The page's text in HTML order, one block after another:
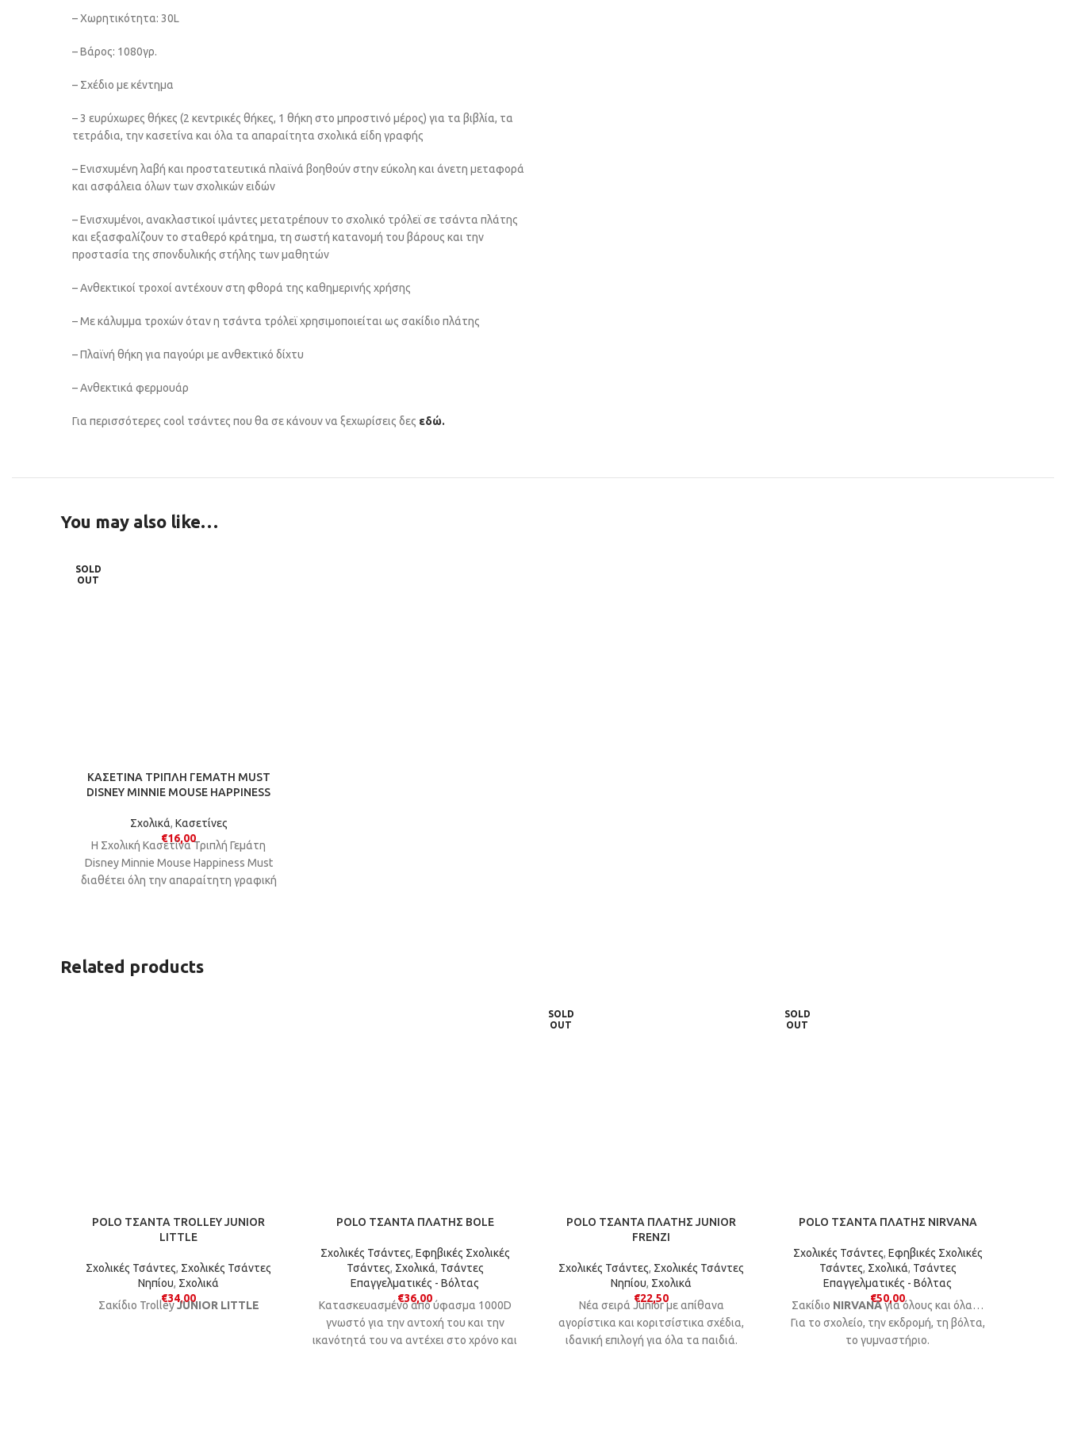
– Χωρητικότητα: 30L
– Βάρος: 1080γρ.
– Σχέδιο με κέντημα
– 3 ευρύχωρες θήκες (2 κεντρικές θήκες, 1 θήκη στο μπροστινό μέρος) για τα βιβλία, τα
τετράδια, την κασετίνα και όλα τα απαραίτητα σχολικά είδη γραφής
– Ενισχυμένη λαβή και προστατευτικά πλαϊνά βοηθούν στην εύκολη και άνετη μεταφορά
και ασφάλεια όλων των σχολικών ειδών
– Ενισχυμένοι, ανακλαστικοί ιμάντες μετατρέπουν το σχολικό τρόλεϊ σε τσάντα πλάτης
και εξασφαλίζουν το σταθερό κράτημα, τη σωστή κατανομή του βάρους και την
προστασία της σπονδυλικής στήλης των μαθητών
– Ανθεκτικοί τροχοί αντέχουν στη φθορά της καθημερινής χρήσης
– Με κάλυμμα τροχών όταν η τσάντα τρόλεϊ χρησιμοποιείται ως σακίδιο πλάτης
– Πλαϊνή θήκη για παγούρι με ανθεκτικό δίχτυ
– Ανθεκτικά φερμουάρ
Για περισσότερες cool τσάντες που θα σε κάνουν να ξεχωρίσεις δες εδώ.
You may also like…
SOLD
OUT
ΚΑΣΕΤΙΝΑ ΤΡΙΠΛΗ ΓΕΜΑΤΗ MUST
DISNEY MINNIE MOUSE HAPPINESS
Σχολικά, Κασετίνες
€16,00
Η Σχολική Κασετίνα Τριπλή Γεμάτη
Disney Minnie Mouse Happiness Must
διαθέτει όλη την απαραίτητη γραφική
Related products
POLO ΤΣΑΝΤΑ TROLLEY JUNIOR
LITTLE
Σχολικές Τσάντες, Σχολικές Τσάντες
Νηπίου, Σχολικά
€34,00
Σακίδιο TrolleyJUNIOR LITTLE
POLO ΤΣΑΝΤΑ ΠΛΑΤΗΣ BOLE
Σχολικές Τσάντες, Εφηβικές Σχολικές
Τσάντες, Σχολικά, Τσάντες
Επαγγελματικές - Βόλτας
€36,00
Kατασκευασμένο από ύφασμα 1000D
γνωστό για την αντοχή του και την
ικανότητά του να αντέχει στο χρόνο και
SOLD
OUT
POLO ΤΣΑΝΤΑ ΠΛΑΤΗΣ JUNIOR
FRENZI
Σχολικές Τσάντες, Σχολικές Τσάντες
Νηπίου, Σχολικά
€22,50
Νέα σειρά Junior με απίθανα
αγορίστικα και κοριτσίστικα σχέδια,
ιδανική επιλογή για όλα τα παιδιά.
SOLD
OUT
POLO ΤΣΑΝΤΑ ΠΛΑΤΗΣ NIRVANA
Σχολικές Τσάντες, Εφηβικές Σχολικές
Τσάντες, Σχολικά, Τσάντες
Επαγγελματικές - Βόλτας
€50,00
Σακίδιο NIRVANAγια όλους και όλα…
Για το σχολείο, την εκδρομή, τη βόλτα,
το γυμναστήριο.